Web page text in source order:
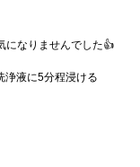
になりませんでした👍
浄液に5分程浸ける